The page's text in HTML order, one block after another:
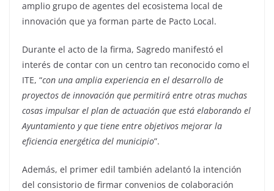
amplio grupo de agentes del ecosistema local de
innovación que ya forman parte de Pacto Local.
Durante el acto de la firma, Sagredo manifestó el
interés de contar con un centro tan reconocido como el
ITE, “con una amplia experiencia en el desarrollo de
proyectos de innovación que permitirá entre otras muchas
cosas impulsar el plan de actuación que está elaborando el
Ayuntamiento y que tiene entre objetivos mejorar la
eficiencia energética del municipio”.
Además, el primer edil también adelantó la intención
del consistorio de firmar convenios de colaboración